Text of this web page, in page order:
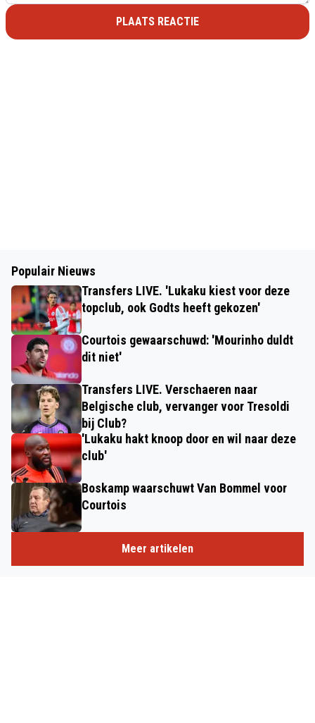
PLAATS REACTIE
Populair Nieuws
Transfers LIVE. 'Lukaku kiest voor deze
topclub, ook Godts heeft gekozen'
Courtois gewaarschuwd: 'Mourinho duldt
dit niet'
Transfers LIVE. Verschaeren naar
Belgische club, vervanger voor Tresoldi
bij Club?
'Lukaku hakt knoop door en wil naar deze
club'
Boskamp waarschuwt Van Bommel voor
Courtois
Meer artikelen